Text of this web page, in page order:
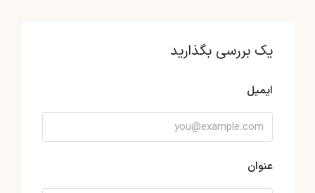
یک بررسی بگذارید
ایمیل
عنوان